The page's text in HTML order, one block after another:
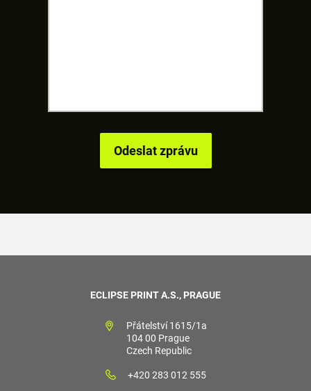
ECLIPSE PRINT A.S., PRAGUE
Přátelství 1615/1a
104 00 Prague
Czech Republic
+420 283 012 555